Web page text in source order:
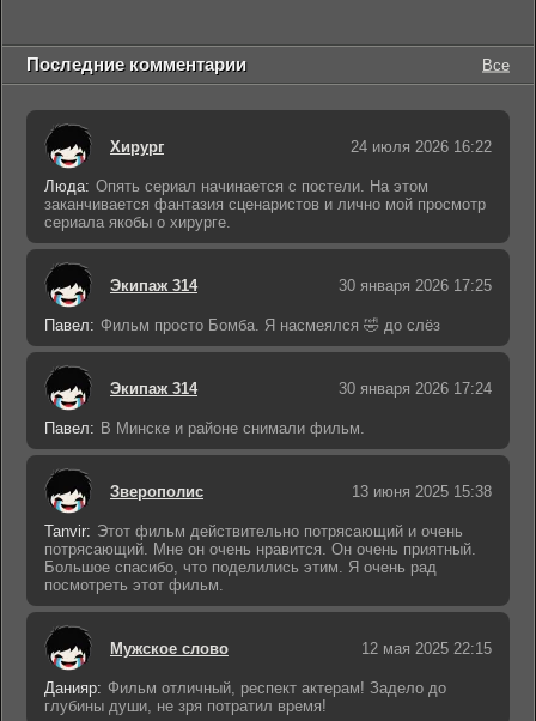
Последние комментарии Все
Хирург 24 июля 2026 16:22
Люда: Опять сериал начинается с постели. На этом
заканчивается фантазия сценаристов и лично мой просмотр
сериала якобы о хирурге.
Экипаж 314 30 января 2026 17:25
Павел: Фильм просто Бомба. Я насмеялся 🤣 до слёз
Экипаж 314 30 января 2026 17:24
Павел: В Минске и районе снимали фильм.
Зверополис 13 июня 2025 15:38
Tanvir: Этот фильм действительно потрясающий и очень
потрясающий. Мне он очень нравится. Он очень приятный.
Большое спасибо, что поделились этим. Я очень рад
посмотреть этот фильм.
Мужское слово 12 мая 2025 22:15
Данияр: Фильм отличный, респект актерам! Задело до
глубины души, не зря потратил время!